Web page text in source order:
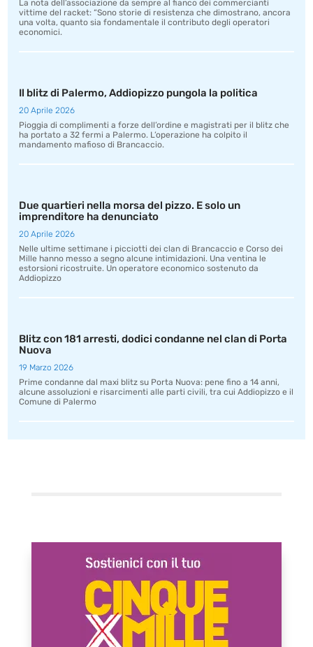
La nota dell’associazione da sempre al fianco dei commercianti
vittime del racket: “Sono storie di resistenza che dimostrano, ancora
una volta, quanto sia fondamentale il contributo degli operatori
economici.
Il blitz di Palermo, Addiopizzo pungola la politica
20 Aprile 2026
Pioggia di complimenti a forze dell’ordine e magistrati per il blitz che
ha portato a 32 fermi a Palermo. L’operazione ha colpito il
mandamento mafioso di Brancaccio.
Due quartieri nella morsa del pizzo. E solo un
imprenditore ha denunciato
20 Aprile 2026
Nelle ultime settimane i picciotti dei clan di Brancaccio e Corso dei
Mille hanno messo a segno alcune intimidazioni. Una ventina le
estorsioni ricostruite. Un operatore economico sostenuto da
Addiopizzo
Blitz con 181 arresti, dodici condanne nel clan di Porta
Nuova
19 Marzo 2026
Prime condanne dal maxi blitz su Porta Nuova: pene fino a 14 anni,
alcune assoluzioni e risarcimenti alle parti civili, tra cui Addiopizzo e il
Comune di Palermo